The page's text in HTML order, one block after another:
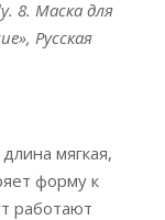
8. Маска для
Русская
мягкая,
форму к
работают